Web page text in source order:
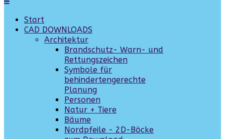
Start
CAD DOWNLOADS
Architektur
Brandschutz- Warn- und
Rettungszeichen
Symbole für
behindertengerechte
Planung
Personen
Natur + Tiere
Bäume
Nordpfeile - 2D-Böcke